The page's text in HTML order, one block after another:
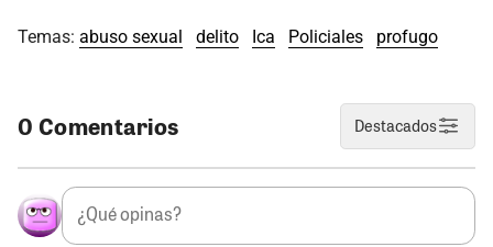
Temas: abuso sexual delito Ica Policiales profugo
0 Comentarios Destacados